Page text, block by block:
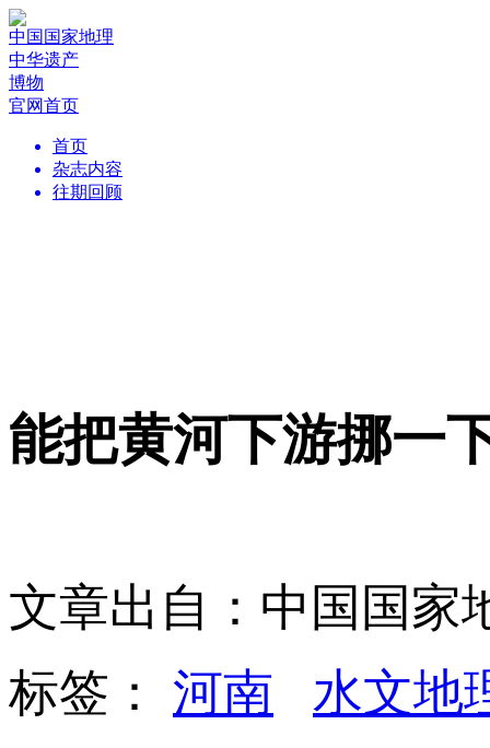
中国国家地理
中华遗产
博物
官网首页
首页
杂志内容
往期回顾
能把黄河下游挪一
文章出自：中国国家
标签： 河南
水文地